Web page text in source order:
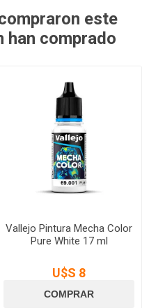
este
han comprado
Vallejo Pintura Mecha Color
Pure White 17 ml
U$S 8